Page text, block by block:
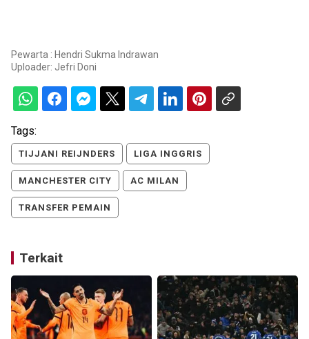
Pewarta : Hendri Sukma Indrawan
Uploader: Jefri Doni
Tags:
TIJJANI REIJNDERS LIGA INGGRIS
MANCHESTER CITY AC MILAN
TRANSFER PEMAIN
Terkait